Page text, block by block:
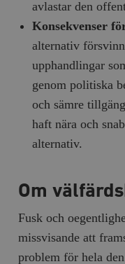
avlastar den
Konsekvenser
alternativ
upphandlingar
genom politiska
och sämre
haft nära och
alternativ.
Om
Fusk och
missvisande att
problem för hela